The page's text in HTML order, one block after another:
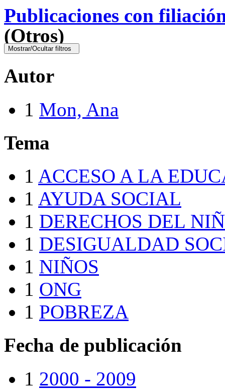
Publicaciones con
(Otros)
Autor
1 Mon, Ana
Tema
1 ACCESO A LA
1 AYUDA SOCIAL
1 DERECHOS DEL
1 DESIGUALDAD
1 NIÑOS
1 ONG
1 POBREZA
Fecha de publicación
1 2000 - 2009